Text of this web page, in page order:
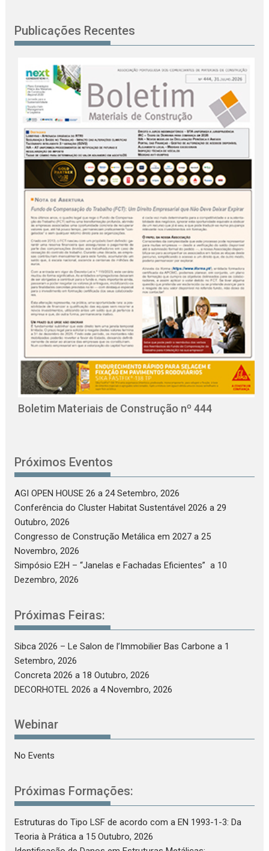
Publicações Recentes
Boletim Materiais de Construção nº 444
Próximos Eventos
AGI OPEN HOUSE 26 a 24 Setembro, 2026
Conferência do Cluster Habitat Sustentável 2026 a 29
Outubro, 2026
Congresso de Construção Metálica em 2027 a 25
Novembro, 2026
Simpósio E2H – “Janelas e Fachadas Eficientes” a 10
Dezembro, 2026
Próximas Feiras:
Sibca 2026 – Le Salon de l’Immobilier Bas Carbone a 1
Setembro, 2026
Concreta 2026 a 18 Outubro, 2026
DECORHOTEL 2026 a 4 Novembro, 2026
Webinar
No Events
Próximas Formações:
Estruturas do Tipo LSF de acordo com a EN 1993-1-3: Da
Teoria à Prática a 15 Outubro, 2026